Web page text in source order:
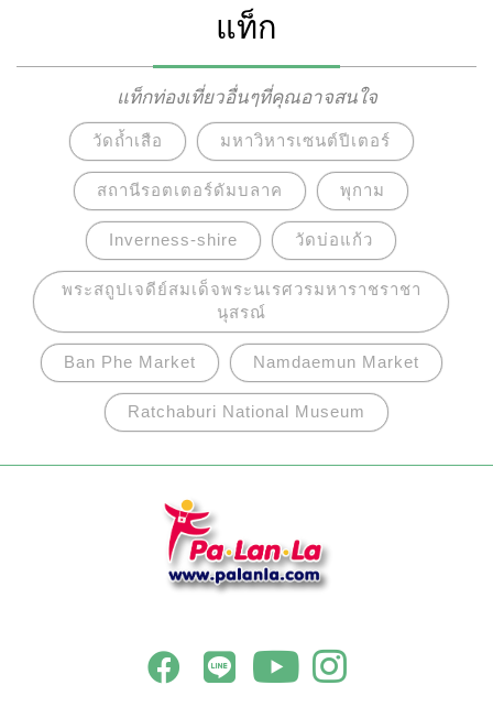
แท็ก
แท็กท่องเที่ยวอื่นๆที่คุณอาจสนใจ
วัดถ้ำเสือ มหาวิหารเซนต์ปีเตอร์
สถานีรอตเตอร์ดัมบลาค พุกาม
Inverness-shire วัดบ่อแก้ว
พระสถูปเจดีย์สมเด็จพระนเรศวรมหาราชราชา
นุสรณ์
Ban Phe Market Namdaemun Market
Ratchaburi National Museum